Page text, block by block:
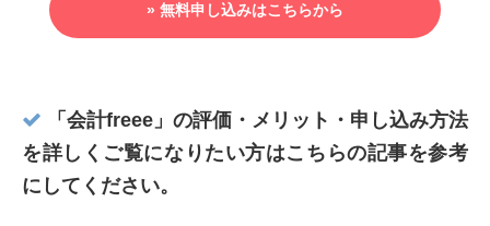
» 無料申し込みはこちらから
「会計freee」の評価・メリット・申し込み方法
を詳しくご覧になりたい方はこちらの記事を参考
にしてください。